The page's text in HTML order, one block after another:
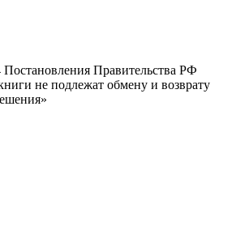
Постановления Правительства РФ
не подлежат обмену и возврату